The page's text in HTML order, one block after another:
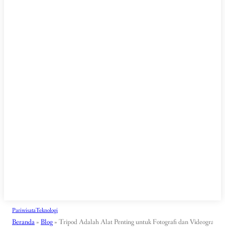
PariwisataTeknologi
Beranda » Blog » Tripod Adalah Alat Penting untuk Fotografi dan Videografi